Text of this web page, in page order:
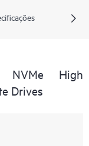
NVMe High
Drives